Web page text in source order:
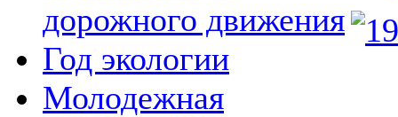
дорожного движения
Год экологии
Молодежная